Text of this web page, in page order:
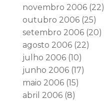
novembro 2006(22)
outubro 2006(25)
setembro 2006(20)
agosto 2006(22)
julho 2006(10)
junho 2006(17)
maio 2006(15)
abril 2006(8)